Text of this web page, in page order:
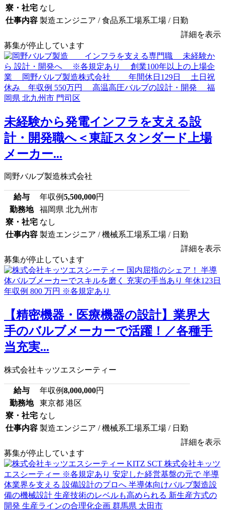
寮・社宅 なし
仕事内容 製造エンジニア / 食品系工場系工場 / 日勤
詳細を表示
募集が停止しています
未経験から発電インフラを支える設
計・開発職へ＜東証スタンダード上場
メーカー...
岡野バルブ製造株式会社
給与 年収例5,500,000円
勤務地
福岡県 北九州市
寮・社宅 なし
仕事内容 製造エンジニア / 機械系工場系工場 / 日勤
詳細を表示
募集が停止しています
【精密機器・医療機器の設計】業界大
手のバルブメーカーで活躍！／各種手
当充実...
株式会社キッツエスシーティー
給与 年収例8,000,000円
勤務地
東京都 港区
寮・社宅 なし
仕事内容 製造エンジニア / 機械系工場系工場 / 日勤
詳細を表示
募集が停止しています